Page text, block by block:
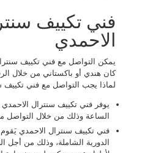
فني تكييف
الاحمدي
يمكن التواصل مع فني تكييف
لماذا يجب التواصل مع فني تكييف
يوفر فني تكييف سنترال
الساعة وذلك من خلال التواصل
فني تكييف سنترال الاحمدي يَقوم
الدورية الشاملة، وذلك من أجل